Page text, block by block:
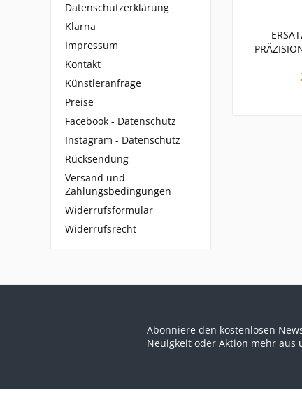
Datenschutzerklärung
Klarna
Impressum
Kontakt
Künstleranfrage
Preise
Facebook - Datenschutz
Instagram - Datenschutz
Rücksendung
Versand und
Zahlungsbedingungen
Widerrufsformular
Widerrufsrecht
Abonniere den kostenlosen
Neuigkeit oder Aktion mehr aus